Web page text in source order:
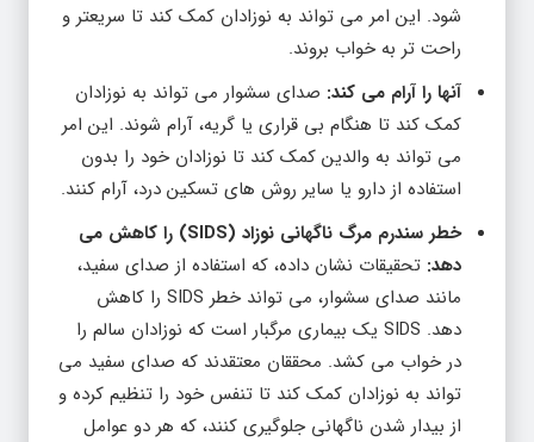
شود. این امر می تواند به نوزادان کمک کند تا سریعتر و
راحت تر به خواب بروند.
آنها را آرام می کند: صدای سشوار می تواند به نوزادان
کمک کند تا هنگام بی قراری یا گریه، آرام شوند. این امر
می تواند به والدین کمک کند تا نوزادان خود را بدون
استفاده از دارو یا سایر روش های تسکین درد، آرام کنند.
خطر سندرم مرگ ناگهانی نوزاد (SIDS) را کاهش می
دهد: تحقیقات نشان داده، که استفاده از صدای سفید،
مانند صدای سشوار، می تواند خطر SIDS را کاهش
دهد. SIDS یک بیماری مرگبار است که نوزادان سالم را
در خواب می کشد. محققان معتقدند که صدای سفید می
تواند به نوزادان کمک کند تا تنفس خود را تنظیم کرده و
از بیدار شدن ناگهانی جلوگیری کنند، که هر دو عوامل